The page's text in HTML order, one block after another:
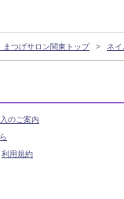
まつげサロン関東トップ ネ
のご案内
利用規約